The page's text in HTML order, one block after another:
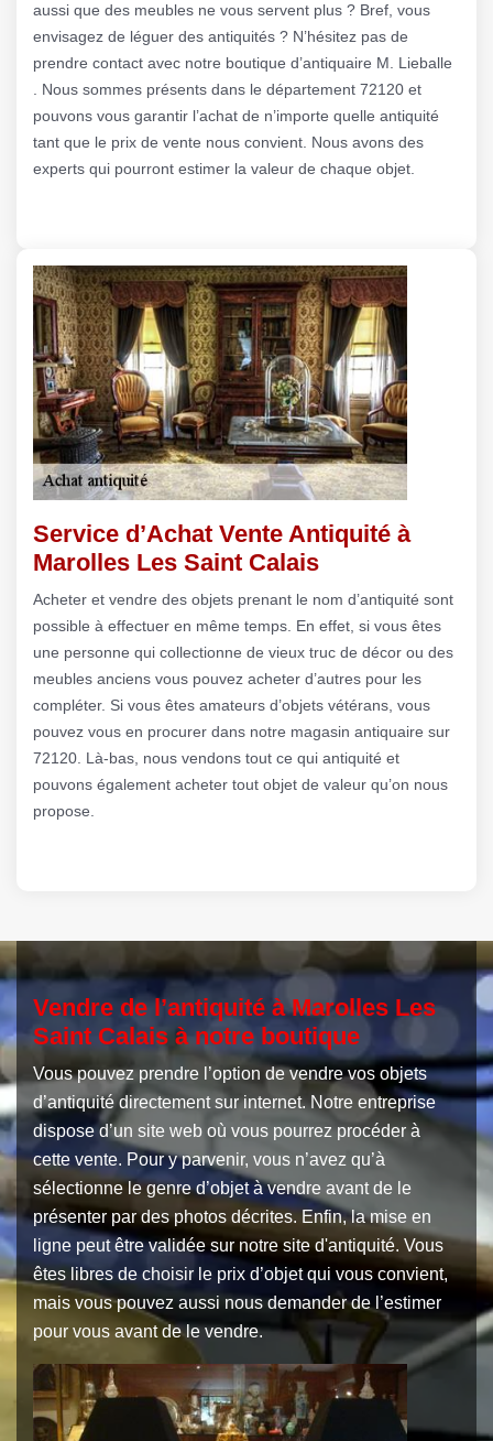
aussi que des meubles ne vous servent plus ? Bref, vous
envisagez de léguer des antiquités ? N’hésitez pas de
prendre contact avec notre boutique d’antiquaire M. Lieballe
. Nous sommes présents dans le département 72120 et
pouvons vous garantir l’achat de n’importe quelle antiquité
tant que le prix de vente nous convient. Nous avons des
experts qui pourront estimer la valeur de chaque objet.
Service d’Achat Vente Antiquité à
Marolles Les Saint Calais
Acheter et vendre des objets prenant le nom d’antiquité sont
possible à effectuer en même temps. En effet, si vous êtes
une personne qui collectionne de vieux truc de décor ou des
meubles anciens vous pouvez acheter d’autres pour les
compléter. Si vous êtes amateurs d’objets vétérans, vous
pouvez vous en procurer dans notre magasin antiquaire sur
72120. Là-bas, nous vendons tout ce qui antiquité et
pouvons également acheter tout objet de valeur qu’on nous
propose.
Vendre de l’antiquité à Marolles Les
Saint Calais à notre boutique
Vous pouvez prendre l’option de vendre vos objets
d’antiquité directement sur internet. Notre entreprise
dispose d’un site web où vous pourrez procéder à
cette vente. Pour y parvenir, vous n’avez qu’à
sélectionne le genre d’objet à vendre avant de le
présenter par des photos décrites. Enfin, la mise en
ligne peut être validée sur notre site d'antiquité. Vous
êtes libres de choisir le prix d’objet qui vous convient,
mais vous pouvez aussi nous demander de l’estimer
pour vous avant de le vendre.